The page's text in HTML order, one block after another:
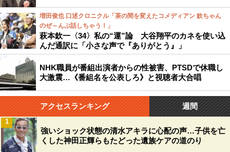
増田俊也 口述クロニクル「茶の間を変えたコメディアン 欽ちゃん
のぜ～んぶ話しちゃう！」
萩本欽一〈34〉私の“運”論 大谷翔平のカネを使い込
んだ通訳に「小さな声で『ありがとう』」
NHK職員が番組出演者からの性被害、PTSDで休職し
大激震…《番組名を公表しろ》と視聴者大合唱
アクセスランキング 週間
強いショック状態の清水アキラに心配の声…子供を亡
くした神田正輝らもたどった遺族ケアの道のり
1